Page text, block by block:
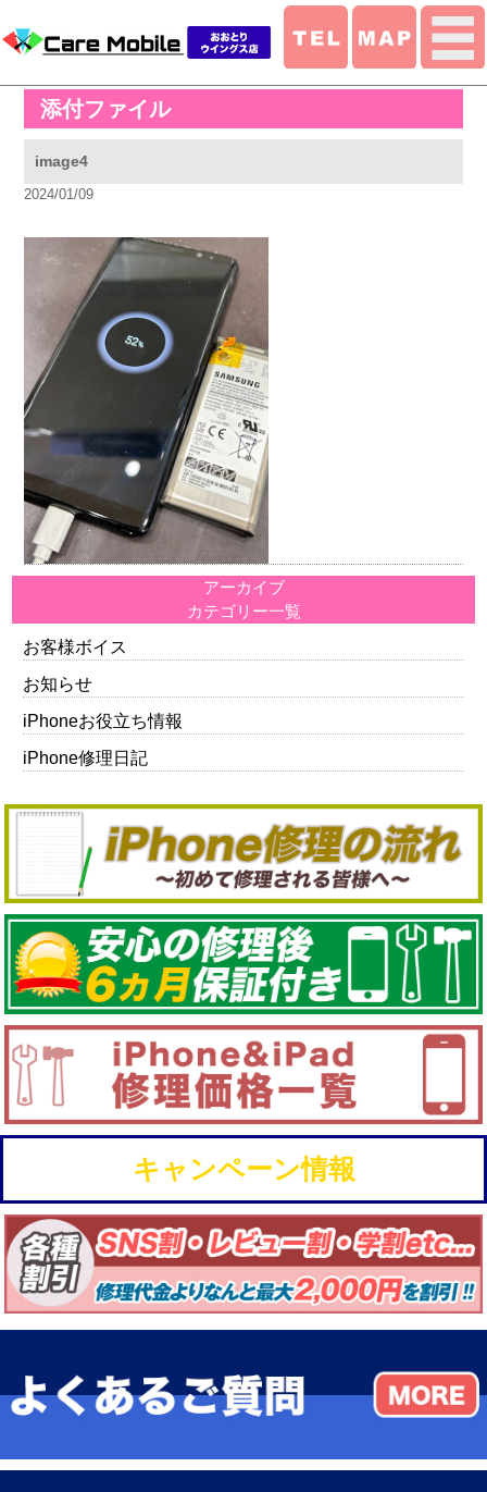
添付ファイル
image4
2024/01/09
アーカイブ
カテゴリー一覧
お客様ボイス
お知らせ
iPhoneお役立ち情報
iPhone修理日記
キャンペーン情報